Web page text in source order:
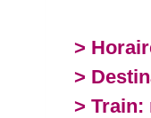
>
>
> Train: